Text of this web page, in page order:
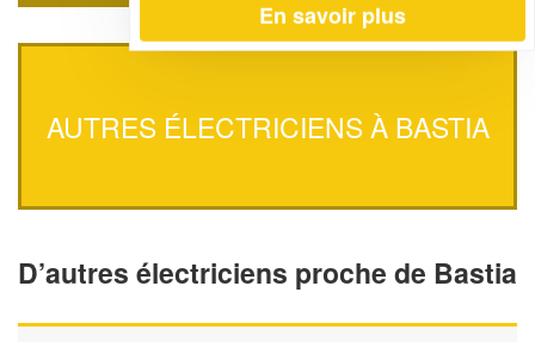
AUTRES ÉLECTRICIENS À BASTIA
D’autres électriciens proche de Bastia
En savoir plus